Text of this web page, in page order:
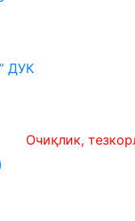
ДУК
тезкорлик